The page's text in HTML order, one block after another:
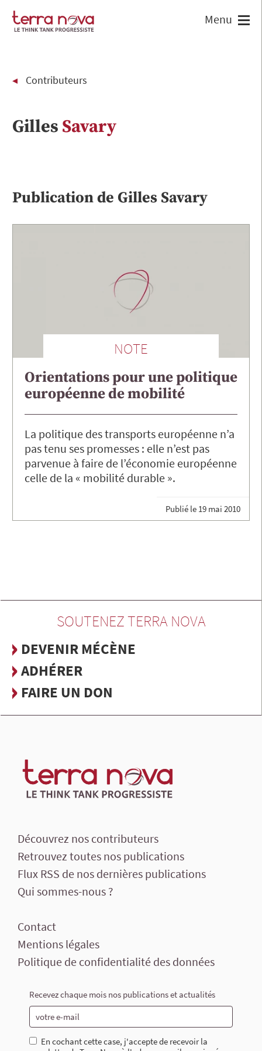
Contributeurs
Gilles Savary
Publication de Gilles Savary
NOTE
Orientations pour une politique
européenne de mobilité
La politique des transports européenne n’a
pas tenu ses promesses : elle n’est pas
parvenue à faire de l’économie européenne
celle de la « mobilité durable ».
Publié le 19 mai 2010
SOUTENEZ TERRA NOVA
DEVENIR MÉCÈNE
ADHÉRER
FAIRE UN DON
Découvrez nos contributeurs
Retrouvez toutes nos publications
Flux RSS de nos dernières publications
Qui sommes-nous ?
Contact
Mentions légales
Politique de confidentialité des données
Recevez chaque mois nos publications et actualités
En cochant cette case, j'accepte de recevoir la